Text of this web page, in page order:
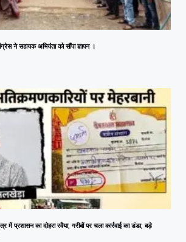
ने सहायक अभियंता को सौंपा ज्ञापन ।
में प्रशासन का दोहरा रवैया, गरीबों पर चला कार्रवाई का डंडा, बड़े